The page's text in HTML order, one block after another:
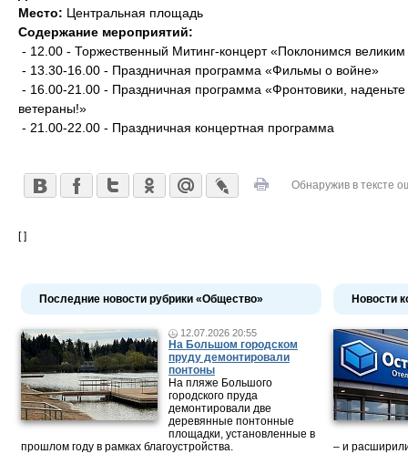
Место: Центральная площадь
Содержание мероприятий:
- 12.00 - Торжественный Митинг-концерт «Поклонимся
- 13.30-16.00 - Праздничная программа «Фильмы о войне»
- 16.00-21.00 - Праздничная программа «Фронтовики,
ветераны!»
- 21.00-22.00 - Праздничная концертная программа
Обнаружив в тексте
[ ]
Последние новости рубрики «Общество»
12.07.2026 20:55
На Большом городском
пруду демонтировали
понтоны
На пляже Большого
городского пруда
демонтировали две
деревянные понтонные
площадки, установленные в
прошлом году в рамках благоустройства.
Новости
– и